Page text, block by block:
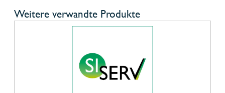
Weitere verwandte Produkte